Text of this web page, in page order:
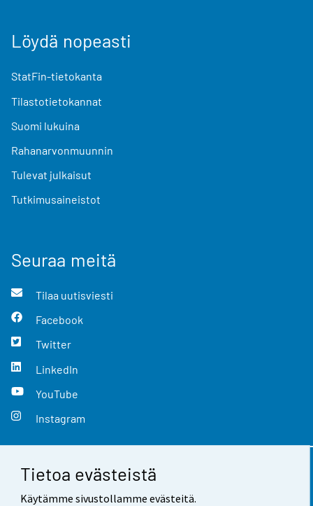
Tietoa evästeistä
Käytämme sivustollamme evästeitä.
Löydä nopeasti
StatFin-tietokanta
Tilastotietokannat
Suomi lukuina
Rahanarvonmuunnin
Tulevat julkaisut
Tutkimusaineistot
Seuraa meitä
Tilaa uutisviesti
Facebook
Twitter
LinkedIn
YouTube
Instagram
Yhteystiedot